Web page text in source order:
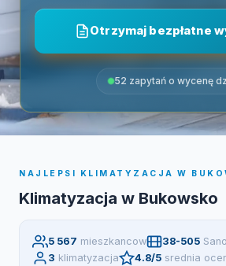
Otrzymaj bezpłatne
52 zapytań o wycenę
NAJLEPSI KLIMATYZACJA W
Klimatyzacja w Bukowsko
5 567 mieszkancow 38-505
3 klimatyzacja 4.8/5 srednia